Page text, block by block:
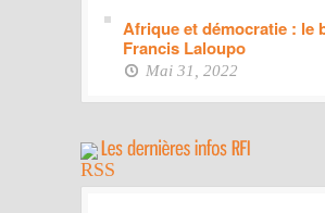
Afrique et démocratie : le
Francis Laloupo
Mai 31, 2022